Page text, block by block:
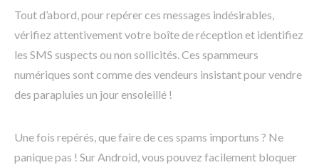
Tout d’abord, pour repérer ces messages indésirables,
vérifiez attentivement votre boîte de réception et identifiez
les SMS suspects ou non sollicités. Ces spammeurs
numériques sont comme des vendeurs insistant pour vendre
des parapluies un jour ensoleillé !
Une fois repérés, que faire de ces spams importuns ? Ne
panique pas ! Sur Android, vous pouvez facilement bloquer